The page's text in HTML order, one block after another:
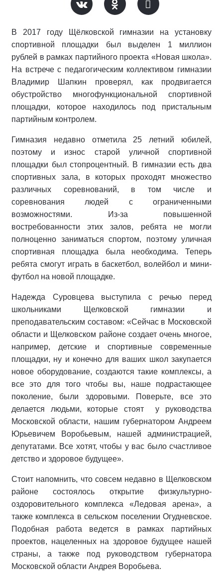
В 2017 году Щёлковской гимназии на установку
спортивной площадки был выделен 1 миллион
рублей в рамках партийного проекта «Новая школа».
На встрече с педагогическим коллективом гимназии
Владимир Шапкин проверял, как продвигается
обустройство многофункциональной спортивной
площадки, которое находилось под пристальным
партийным контролем.
Гимназия недавно отметила 25 летний юбилей,
поэтому и износ старой уличной спортивной
площадки был стопроцентный. В гимназии есть два
спортивных зала, в которых проходят множество
различных соревнований, в том числе и
соревнования людей с ограниченными
возможностями. Из-за повышенной
востребованности этих залов, ребята не могли
полноценно заниматься спортом, поэтому уличная
спортивная площадка была необходима. Теперь
ребята смогут играть в баскетбол, волейбол и мини-
футбол на новой площадке.
Надежда Суровцева выступила с речью перед
школьниками Щелковской гимназии и
преподавательским составом: «Сейчас в Московской
области и Щелковском районе создает очень многое,
например, детские и спортивные современные
площадки, ну и конечно для ваших школ закупается
новое оборудование, создаются такие комплексы, а
все это для того чтобы вы, наше подрастающее
поколение, были здоровыми. Поверьте, все это
делается людьми, которые стоят у руководства
Московской области, нашим губернатором Андреем
Юрьевичем Воробьевым, нашей администрацией,
депутатами. Все хотят, чтобы у вас было счастливое
детство и здоровое будущее».
Стоит напомнить, что совсем недавно в Щелковском
районе состоялось открытие физкультурно-
оздоровительного комплекса «Ледовая арена», а
также комплекса в сельском поселении Огудневское.
Подобная работа ведется в рамках партийных
проектов, нацеленных на здоровое будущее нашей
страны, а также под руководством губернатора
Московской области Андрея Воробьева.